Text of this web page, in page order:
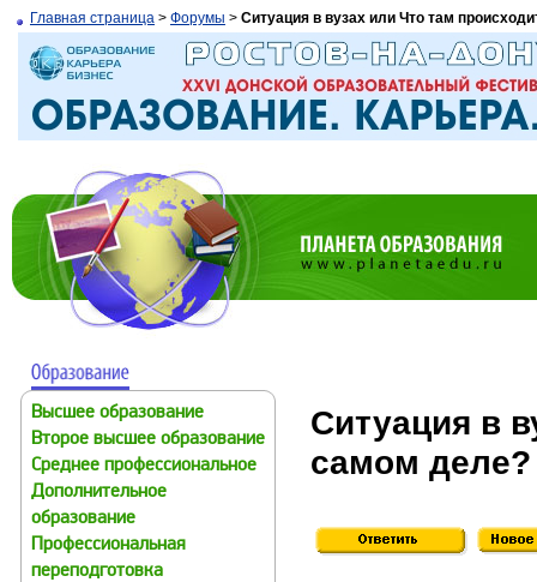
Главная страница > Форумы > Ситуация в вузах или Что там
Высшее образование
Второе высшее образование
Среднее профессиональное
Дополнительное
образование
Профессиональная
переподготовка
Ситуация в
самом деле?